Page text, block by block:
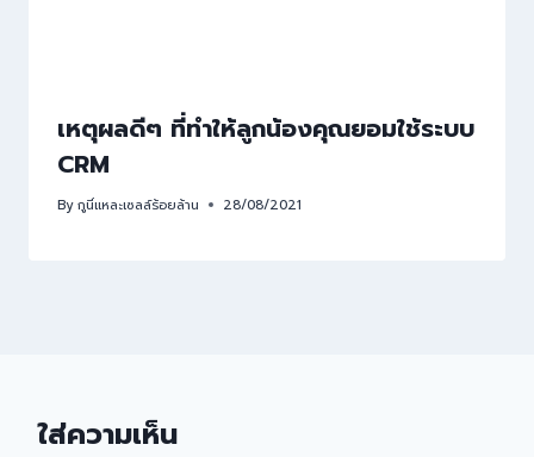
เหตุผลดีๆ ที่ทำให้ลูกน้องคุณยอมใช้ระบบ
CRM
Byกูนี่แหละเซลล์ร้อยล้าน 28/08/2021
ใส่ความเห็น